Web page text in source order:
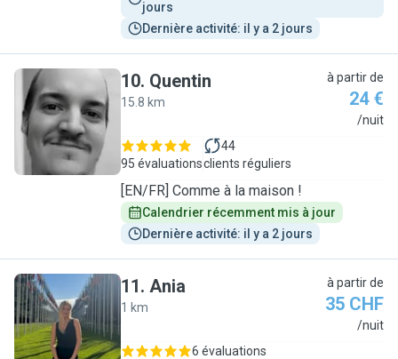
jours
Dernière activité: il y a 2 jours
Q
10. Quentin
15.8 km
à partir de
24 €
/nuit
95 évaluations
44
clients réguliers
[EN/FR] Comme à la maison !
Calendrier récemment mis à jour
Dernière activité: il y a 2 jours
A
11. Ania
1 km
à partir de
35 CHF
/nuit
6 évaluations